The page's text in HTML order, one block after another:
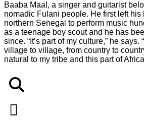
Baaba Maal, a singer and guitarist
nomadic Fulani people. He first left his
northern Senegal to perform music
as a teenage boy scout and he has
since. “It’s part of my culture,” he
village to village, from country to
natural to my tribe and this part of